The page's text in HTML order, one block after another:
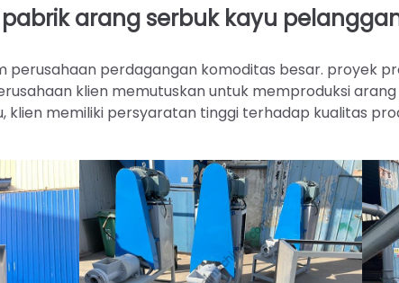
arang serbuk kayu
perusahaan perdagangan komoditas besar. proyek
klien memutuskan untuk memproduksi
klien memiliki persyaratan tinggi terhadap kualitas